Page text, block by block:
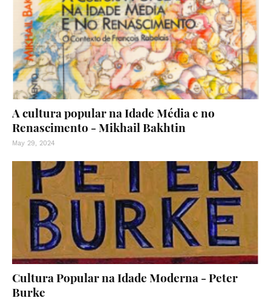
A cultura popular na Idade Média e no
Renascimento - Mikhail Bakhtin
May 29, 2024
Cultura Popular na Idade Moderna - Peter
Burke